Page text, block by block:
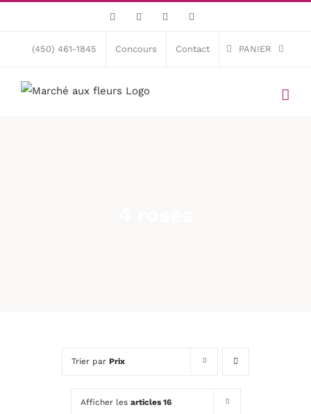
content
Facebook Instagram
(450) 461-1845 Concours Contact PANIER
Trier par Prix
Afficher les articles 16